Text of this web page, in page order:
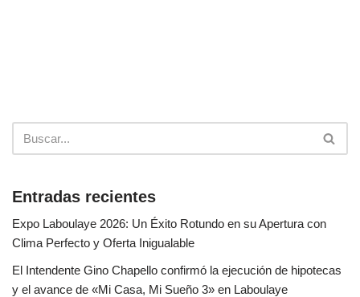
Entradas recientes
Expo Laboulaye 2026: Un Éxito Rotundo en su Apertura con
Clima Perfecto y Oferta Inigualable
El Intendente Gino Chapello confirmó la ejecución de hipotecas
y el avance de «Mi Casa, Mi Sueño 3» en Laboulaye